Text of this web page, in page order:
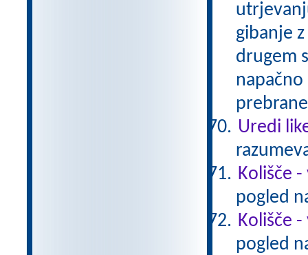
gibanje
drugem
Uredi
Kolišče
pogled
Kolišče
pogled